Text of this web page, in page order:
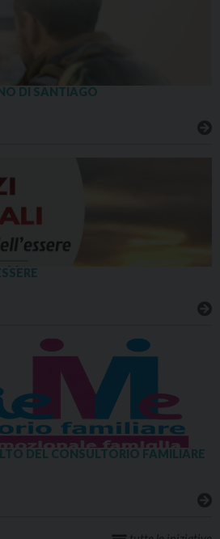
DI SANTIAGO
DEL CONSULTORIO FAMILIARE